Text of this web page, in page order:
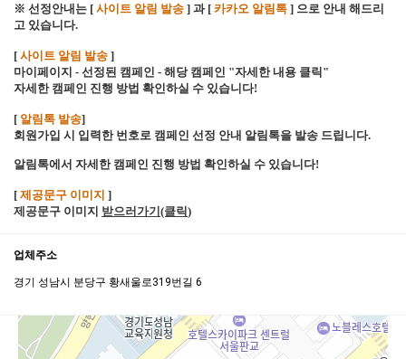
※ 선정안내는 [ 사이트 알림 발송 ] 과 [ 카카오 알림톡 ] 으로 안내 해드리
고 있습니다.
[ 사이트 알림 발송 ]
마이페이지 - 선정된 캠페인 - 해당 캠페인 "자세한 내용 클릭"
자세한 캠페인 진행 방법 확인하실 수 있습니다!
[ 알림톡 발송]
회원가입 시 입력한 번호로 캠페인 선정 안내 알림톡을 발송 드립니다.
알림톡에서 자세한 캠페인 진행 방법 확인하실 수 있습니다!
[ 제공문구 이미지 ]
제공문구 이미지 받으러가기(클릭 )
업체주소
경기 성남시 분당구 황새울로319번길 6